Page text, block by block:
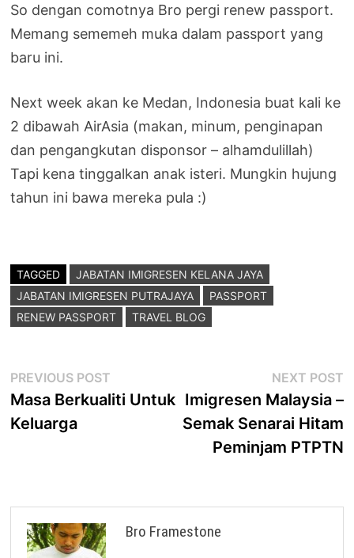
So dengan comotnya Bro pergi renew passport.
Memang sememeh muka dalam passport yang
baru ini.
Next week akan ke Medan, Indonesia buat kali ke
2 dibawah AirAsia (makan, minum, penginapan
dan pengangkutan disponsor – alhamdulillah)
Tapi kena tinggalkan anak isteri. Mungkin hujung
tahun ini bawa mereka pula :)
TAGGED
JABATAN IMIGRESEN KELANA JAYA
JABATAN IMIGRESEN PUTRAJAYA
PASSPORT
RENEW PASSPORT
TRAVEL BLOG
Post
navigation
PREVIOUS POST
post:
Masa Berkualiti Untuk
Keluarga
NEXT POST
Imigresen Malaysia –
Semak Senarai Hitam
Peminjam PTPTN
Bro Framestone